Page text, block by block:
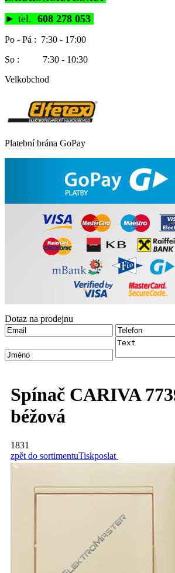
► tel. 608 278 053
Po - Pá : 7:30 - 17:00
So : 7:30 - 10:30
Velkobchod
Platební brána GoPay
Dotaz na prodejnu
Spínač CARIVA
béžová
1831
zpět do sortimentuTiskposlat